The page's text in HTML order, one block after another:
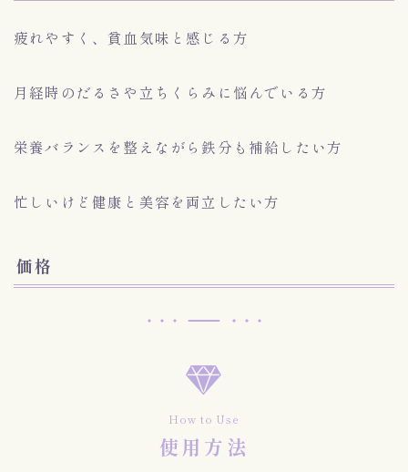
疲れやすく、貧血気味と感じる方
月経時のだるさや立ちくらみに悩んでいる方
栄養バランスを整えながら鉄分も補給したい方
忙しいけど健康と美容を両立したい方
価格
How to Use
使用方法